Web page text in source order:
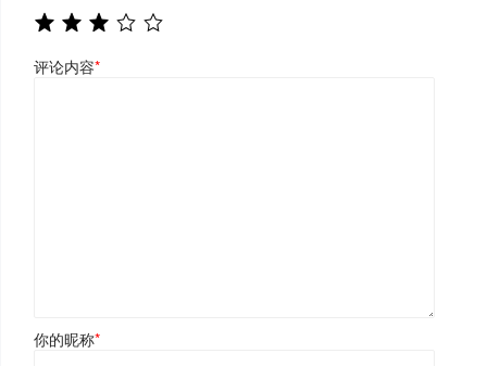
评论内容*
你的昵称*